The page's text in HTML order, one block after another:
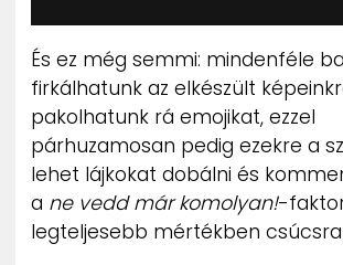
És ez még semmi: mindenféle
firkálhatunk az elkészült
pakolhatunk rá emojikat, ezzel
párhuzamosan pedig ezekre a
lehet lájkokat dobálni és
a ne vedd már komolyan!-
legteljesebb mértékben csúcsra